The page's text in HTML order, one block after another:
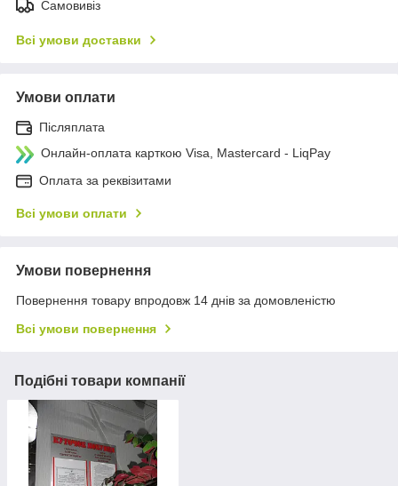
Самовивіз
Всі умови доставки
Умови оплати
Післяплата
Онлайн-оплата карткою Visa, Mastercard - LiqPay
Оплата за реквізитами
Всі умови оплати
Умови повернення
Повернення товару впродовж 14 днів за домовленістю
Всі умови повернення
Подібні товари компанії